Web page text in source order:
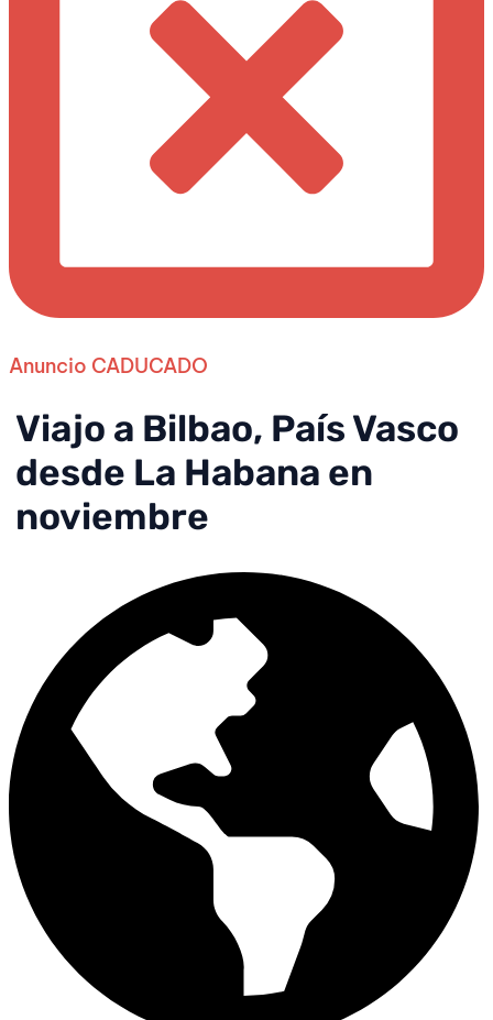
Anuncio CADUCADO
Viajo a Bilbao, País Vasco
desde La Habana en
noviembre